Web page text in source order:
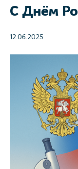
С Днём
12.06.2025